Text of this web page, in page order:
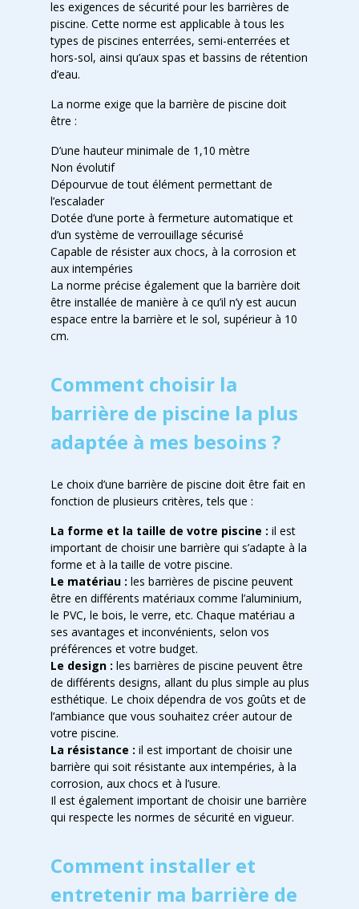
les exigences de sécurité pour les barrières de
piscine. Cette norme est applicable à tous les
types de piscines enterrées, semi-enterrées et
hors-sol, ainsi qu’aux spas et bassins de rétention
d’eau.
La norme exige que la barrière de piscine doit
être :
D’une hauteur minimale de 1,10 mètre
Non évolutif
Dépourvue de tout élément permettant de
l’escalader
Dotée d’une porte à fermeture automatique et
d’un système de verrouillage sécurisé
Capable de résister aux chocs, à la corrosion et
aux intempéries
La norme précise également que la barrière doit
être installée de manière à ce qu’il n’y est aucun
espace entre la barrière et le sol, supérieur à 10
cm.
Comment choisir la
barrière de piscine la plus
adaptée à mes besoins ?
Le choix d’une barrière de piscine doit être fait en
fonction de plusieurs critères, tels que :
La forme et la taille de votre piscine : il est
important de choisir une barrière qui s’adapte à la
forme et à la taille de votre piscine.
Le matériau : les barrières de piscine peuvent
être en différents matériaux comme l’aluminium,
le PVC, le bois, le verre, etc. Chaque matériau a
ses avantages et inconvénients, selon vos
préférences et votre budget.
Le design : les barrières de piscine peuvent être
de différents designs, allant du plus simple au plus
esthétique. Le choix dépendra de vos goûts et de
l’ambiance que vous souhaitez créer autour de
votre piscine.
La résistance : il est important de choisir une
barrière qui soit résistante aux intempéries, à la
corrosion, aux chocs et à l’usure.
Il est également important de choisir une barrière
qui respecte les normes de sécurité en vigueur.
Comment installer et
entretenir ma barrière de